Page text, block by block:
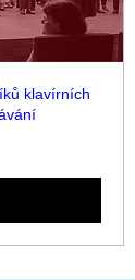
klavírních